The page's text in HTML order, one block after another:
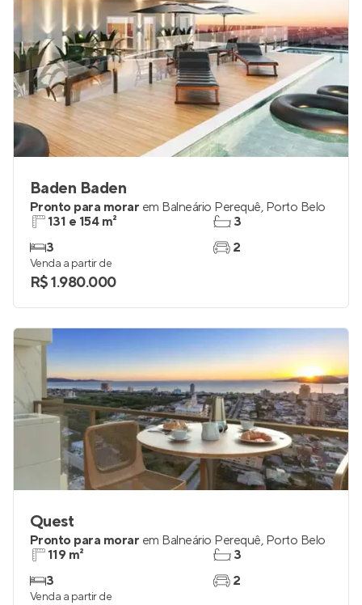
Baden Baden
Pronto para morar em Balneário Perequê, Porto Belo
131 e 154 m²
3
3
2
Venda a partir de
R$ 1.980.000
Quest
Pronto para morar em Balneário Perequê, Porto Belo
119 m²
3
3
2
Venda a partir de